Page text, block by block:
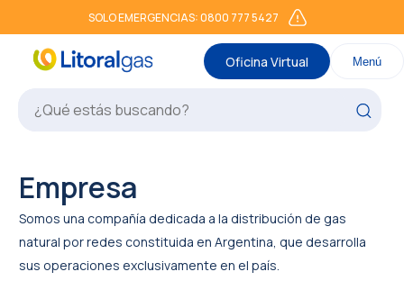
SOLO EMERGENCIAS: 0800 777 5427
Oficina Virtual Menú
Empresa
Somos una compañía dedicada a la distribución de gas
natural por redes constituida en Argentina, que desarrolla
sus operaciones exclusivamente en el país.